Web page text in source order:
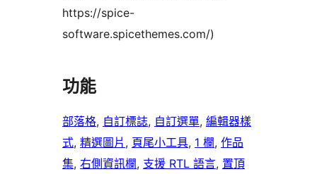
https://spice-
software.spicethemes.com/)
功能
部落格, 自訂標誌, 自訂選單, 編輯器樣
式, 精選圖片 , 頁尾小工具, 1 欄, 作品
集, 右側資訊欄, 支援 RTL 語言, 置頂